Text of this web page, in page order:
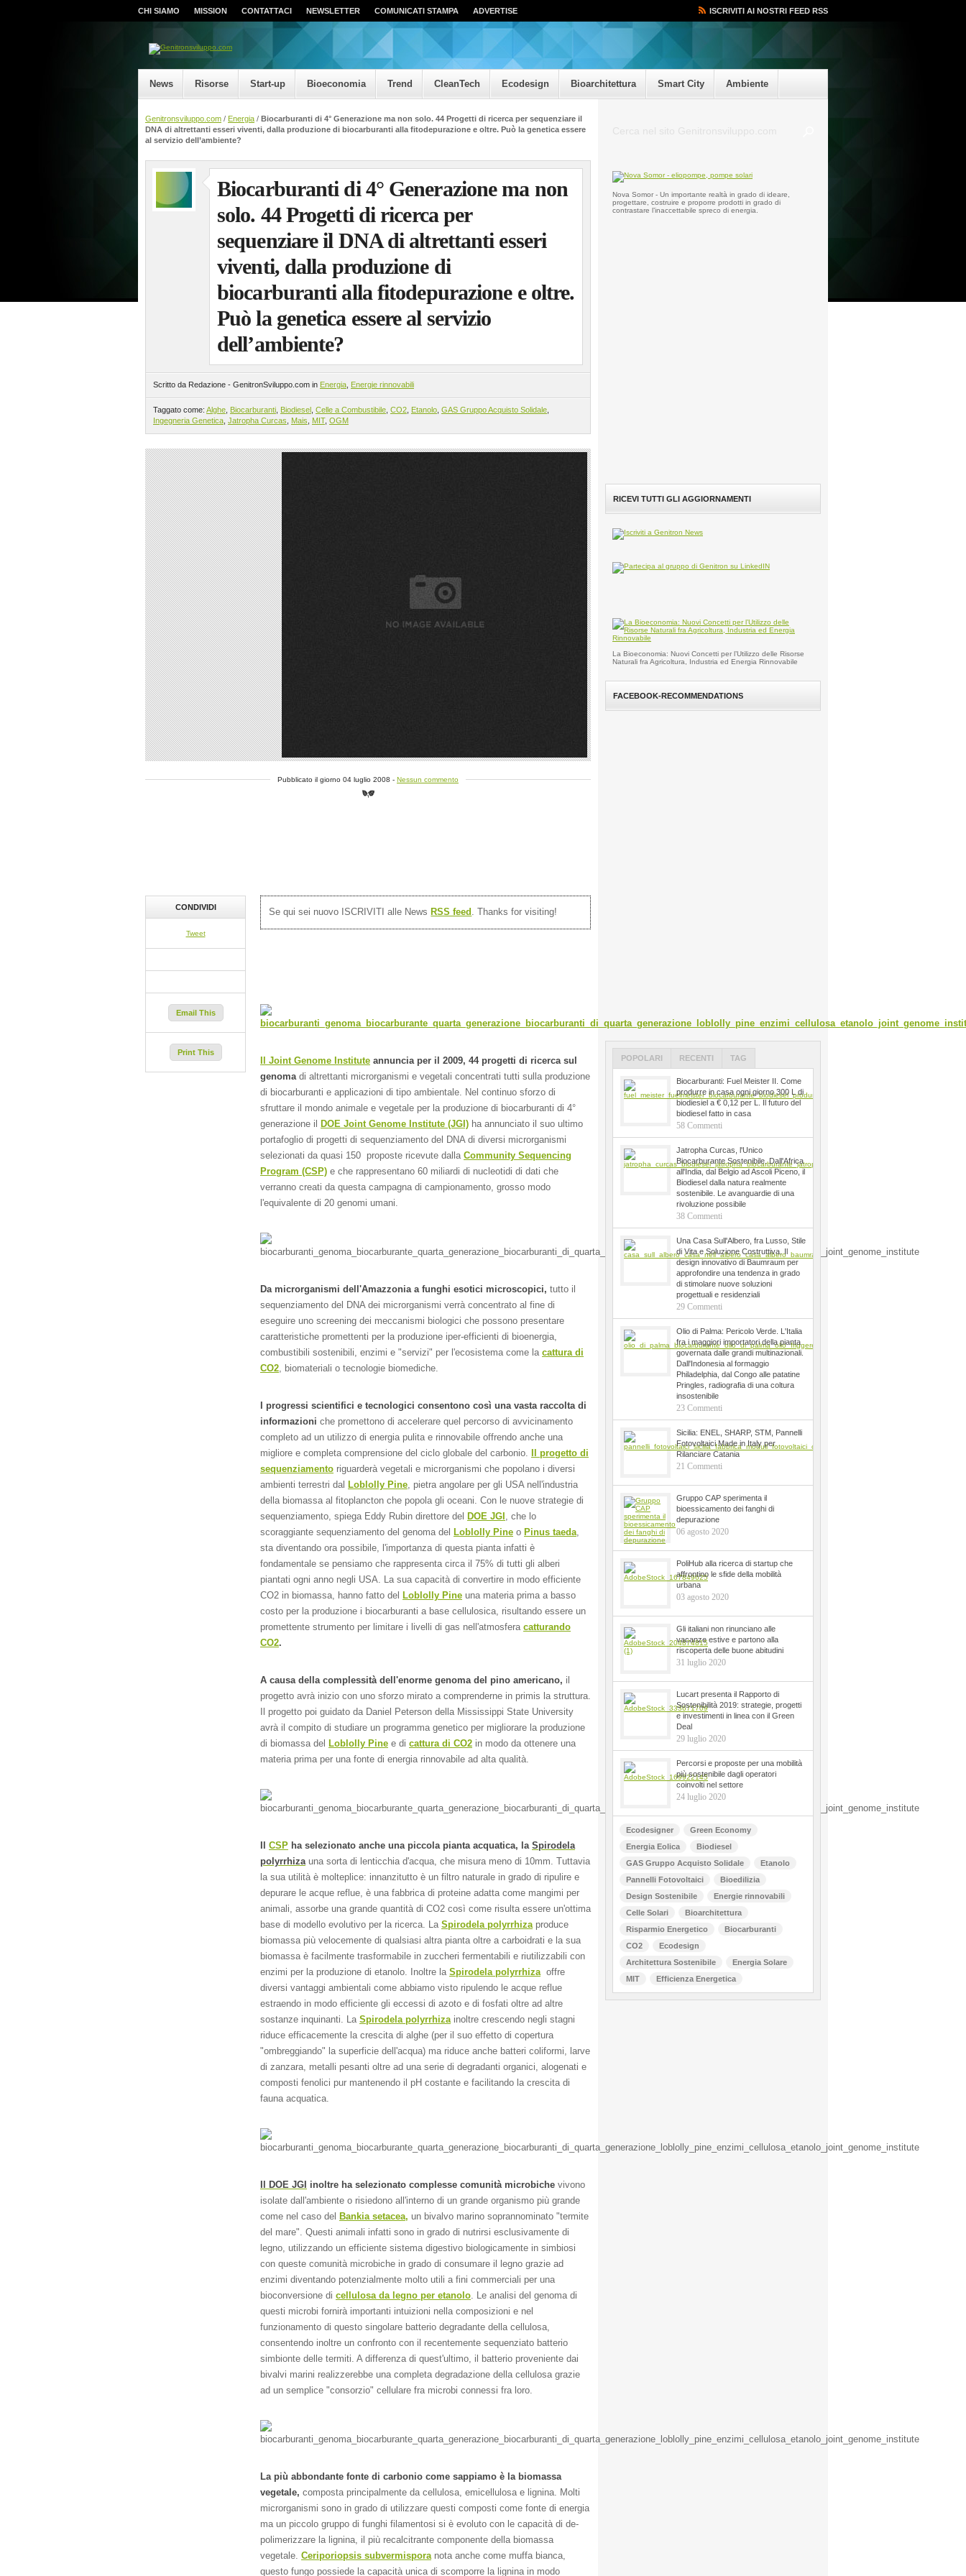
CHI SIAMO MISSION CONTATTACI NEWSLETTER COMUNICATI STAMPA ADVERTISE ISCRIVITI AI NOSTRI FEED RSS
News Risorse Start-up Bioeconomia Trend CleanTech Ecodesign Bioarchitettura Smart City Ambiente
Genitronsviluppo.com / Energia / Biocarburanti di 4° Generazione ma non solo. 44 Progetti di ricerca per sequenziare il
DNA di altrettanti esseri viventi, dalla produzione di biocarburanti alla fitodepurazione e oltre. Può la genetica essere
al servizio dell’ambiente?
Biocarburanti di 4° Generazione ma non
solo. 44 Progetti di ricerca per
sequenziare il DNA di altrettanti esseri
viventi, dalla produzione di
biocarburanti alla fitodepurazione e oltre.
Può la genetica essere al servizio
dell’ambiente?
Scritto da Redazione - GenitronSviluppo.com in Energia Energie rinnovabili
Taggato come: Alghe Biocarburanti Biodiesel Celle a Combustibile CO2 Etanolo GAS Gruppo Acquisto Solidale
Ingegneria Genetica Jatropha Curcas Mais MIT, OGM
Pubblicato il giorno 04 luglio 2008 - Nessun commento
Se qui sei nuovo ISCRIVITI alle News RSS feed . Thanks for visiting!
Il Joint Genome Institute annuncia per il 2009, 44 progetti di ricerca sul
genoma di altrettanti microrganismi e vegetali concentrati tutti sulla produzione
di biocarburanti e applicazioni di tipo ambientale. Nel continuo sforzo di
sfruttare il mondo animale e vegetale per la produzione di biocarburanti di 4°
generazione il DOE Joint Genome Institute (JGI) ha annunciato il suo ultimo
portafoglio di progetti di sequenziamento del DNA di diversi microrganismi
selezionati da quasi 150 proposte ricevute dalla Community Sequencing
Program (CSP) e che rappresentano 60 miliardi di nucleotidi di dati che
verranno creati da questa campagna di campionamento, grosso modo
l'equivalente di 20 genomi umani.
Da microrganismi dell'Amazzonia a funghi esotici microscopici, tutto il
sequenziamento del DNA dei microrganismi verrà concentrato al fine di
eseguire uno screening dei meccanismi biologici che possono presentare
caratteristiche promettenti per la produzione iper-efficienti di bioenergia,
combustibili sostenibili, enzimi e "servizi" per l'ecosistema come la cattura di
CO2 , biomateriali o tecnologie biomediche.
I progressi scientifici e tecnologici consentono così una vasta raccolta di
informazioni che promettono di accelerare quel percorso di avvicinamento
completo ad un utilizzo di energia pulita e rinnovabile offrendo anche una
migliore e completa comprensione del ciclo globale del carbonio. Il progetto di
sequenziamento riguarderà vegetali e microrganismi che popolano i diversi
ambienti terrestri dal Loblolly Pine , pietra angolare per gli USA nell'industria
della biomassa al fitoplancton che popola gli oceani. Con le nuove strategie di
sequenziamento, spiega Eddy Rubin direttore del DOE JGI , che lo
scoraggiante sequenziamento del genoma del Loblolly Pine o Pinus taeda
sta diventando ora possibile, l'importanza di questa pianta infatti è
fondamentale se pensiamo che rappresenta circa il 75% di tutti gli alberi
piantati ogni anno negli USA. La sua capacità di convertire in modo efficiente
CO2 in biomassa, hanno fatto del Loblolly Pine una materia prima a basso
costo per la produzione i biocarburanti a base cellulosica, risultando essere un
promettente strumento per limitare i livelli di gas nell'atmosfera catturando
CO2.
A causa della complessità dell'enorme genoma del pino americano, il
progetto avrà inizio con uno sforzo mirato a comprenderne in primis la struttura.
Il progetto poi guidato da Daniel Peterson della Mississippi State University
avrà il compito di studiare un programma genetico per migliorare la produzione
di biomassa del Loblolly Pine e di cattura di CO2 in modo da ottenere una
materia prima per una fonte di energia rinnovabile ad alta qualità.
Il CSP ha selezionato anche una piccola pianta acquatica, la Spirodela
polyrrhiza una sorta di lenticchia d'acqua, che misura meno di 10mm. Tuttavia
la sua utilità è molteplice: innanzitutto è un filtro naturale in grado di ripulire e
depurare le acque reflue, è una fabbrica di proteine adatta come mangimi per
animali, assorbe una grande quantità di CO2 così come risulta essere un'ottima
base di modello evolutivo per la ricerca. La Spirodela polyrrhiza produce
biomassa più velocemente di qualsiasi altra pianta oltre a carboidrati e la sua
biomassa è facilmente trasformabile in zuccheri fermentabili e riutilizzabili con
enzimi per la produzione di etanolo. Inoltre la Spirodela polyrrhiza offre
diversi vantaggi ambientali come abbiamo visto ripulendo le acque reflue
estraendo in modo efficiente gli eccessi di azoto e di fosfati oltre ad altre
sostanze inquinanti. La Spirodela polyrrhiza inoltre crescendo negli stagni
riduce efficacemente la crescita di alghe (per il suo effetto di copertura
"ombreggiando" la superficie dell'acqua) ma riduce anche batteri coliformi, larve
di zanzara, metalli pesanti oltre ad una serie di degradanti organici, alogenati e
composti fenolici pur mantenendo il pH costante e facilitando la crescita di
fauna acquatica.
Il DOE JGI inoltre ha selezionato complesse comunità microbiche vivono
isolate dall'ambiente o risiedono all'interno di un grande organismo più grande
come nel caso del Bankia setacea, un bivalvo marino soprannominato "termite
del mare". Questi animali infatti sono in grado di nutrirsi esclusivamente di
legno, utilizzando un efficiente sistema digestivo biologicamente in simbiosi
con queste comunità microbiche in grado di consumare il legno grazie ad
enzimi diventando potenzialmente molto utili a fini commerciali per una
bioconversione di cellulosa da legno per etanolo . Le analisi del genoma di
questi microbi fornirà importanti intuizioni nella composizioni e nel
funzionamento di questo singolare batterio degradante della cellulosa,
consentendo inoltre un confronto con il recentemente sequenziato batterio
simbionte delle termiti. A differenza di quest'ultimo, il batterio proveniente dai
bivalvi marini realizzerebbe una completa degradazione della cellulosa grazie
ad un semplice "consorzio" cellulare fra microbi connessi fra loro.
La più abbondante fonte di carbonio come sappiamo è la biomassa
vegetale, composta principalmente da cellulosa, emicellulosa e lignina. Molti
microrganismi sono in grado di utilizzare questi composti come fonte di energia
ma un piccolo gruppo di funghi filamentosi si è evoluto con le capacità di de-
polimerizzare la lignina, il più recalcitrante componente della biomassa
vegetale. Ceriporiopsis subvermispora nota anche come muffa bianca,
questo fungo possiede la capacità unica di scomporre la lignina in modo
CONDIVIDI
Tweet
Email This
Print This
Nova Somor - Un importante realtà in grado di ideare,
progettare, costruire e proporre prodotti in grado di
contrastare l’inaccettabile spreco di energia.
RICEVI TUTTI GLI AGGIORNAMENTI
La Bioeconomia: Nuovi Concetti per l’Utilizzo delle Risorse
Naturali fra Agricoltura, Industria ed Energia Rinnovabile
FACEBOOK-RECOMMENDATIONS
POPOLARI RECENTI TAG
Biocarburanti: Fuel Meister II. Come
produrre in casa ogni giorno 300 L di
biodiesiel a € 0,12 per L. Il futuro del
biodiesel fatto in casa
58 Commenti
Jatropha Curcas, l'Unico
Biocarburante Sostenibile. Dall'Africa
all'India, dal Belgio ad Ascoli Piceno, il
Biodiesel dalla natura realmente
sostenibile. Le avanguardie di una
rivoluzione possibile
38 Commenti
Una Casa Sull'Albero, fra Lusso, Stile
di Vita e Soluzione Costruttiva. Il
design innovativo di Baumraum per
approfondire una tendenza in grado
di stimolare nuove soluzioni
progettuali e residenziali
29 Commenti
Olio di Palma: Pericolo Verde. L'Italia
fra i maggiori importatori della pianta
governata dalle grandi multinazionali.
Dall'Indonesia al formaggio
Philadelphia, dal Congo alle patatine
Pringles, radiografia di una coltura
insostenibile
23 Commenti
Sicilia: ENEL, SHARP, STM, Pannelli
Fotovoltaici Made in Italy per
Rilanciare Catania
21 Commenti
Gruppo CAP sperimenta il
bioessicamento dei fanghi di
depurazione
06 agosto 2020
PoliHub alla ricerca di startup che
affrontino le sfide della mobilità
urbana
03 agosto 2020
Gli italiani non rinunciano alle
vacanze estive e partono alla
riscoperta delle buone abitudini
31 luglio 2020
Lucart presenta il Rapporto di
Sostenibilità 2019: strategie, progetti
e investimenti in linea con il Green
Deal
29 luglio 2020
Percorsi e proposte per una mobilità
più sostenibile dagli operatori
coinvolti nel settore
24 luglio 2020
Ecodesigner
Green Economy
Energia Eolica
Biodiesel
GAS Gruppo Acquisto Solidale
Etanolo
Pannelli Fotovoltaici
Bioedilizia
Design Sostenibile
Energie rinnovabili
Celle Solari
Bioarchitettura
Risparmio Energetico
Biocarburanti
CO2
Ecodesign
Architettura Sostenibile
Energia Solare
MIT
Efficienza Energetica